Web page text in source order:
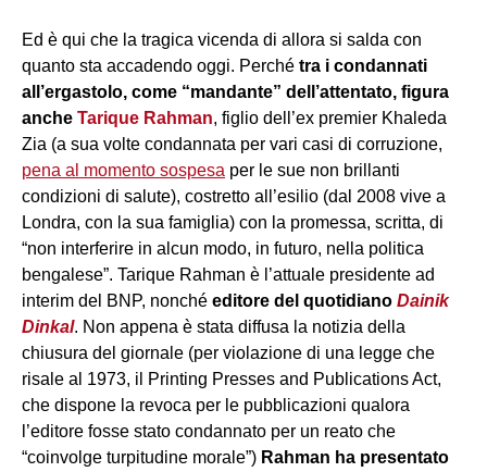
Ed è qui che la tragica vicenda di allora si salda con
quanto sta accadendo oggi. Perché tra i condannati
all’ergastolo, come “mandante” dell’attentato, figura
anche Tarique Rahman, figlio dell’ex premier Khaleda
Zia (a sua volte condannata per vari casi di corruzione,
pena al momento sospesa per le sue non brillanti
condizioni di salute), costretto all’esilio (dal 2008 vive a
Londra, con la sua famiglia) con la promessa, scritta, di
“non interferire in alcun modo, in futuro, nella politica
bengalese”. Tarique Rahman è l’attuale presidente ad
interim del BNP, nonché editore del quotidiano Dainik
Dinkal. Non appena è stata diffusa la notizia della
chiusura del giornale (per violazione di una legge che
risale al 1973, il Printing Presses and Publications Act,
che dispone la revoca per le pubblicazioni qualora
l’editore fosse stato condannato per un reato che
“coinvolge turpitudine morale”) Rahman ha presentato